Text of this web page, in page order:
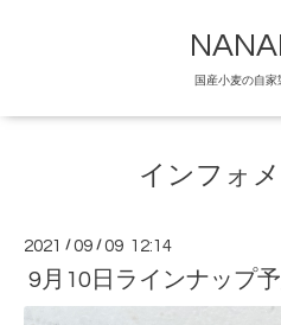
国産小麦の自家
インフォ
2021 /09 /09 12:14
9月10日ラインナップ